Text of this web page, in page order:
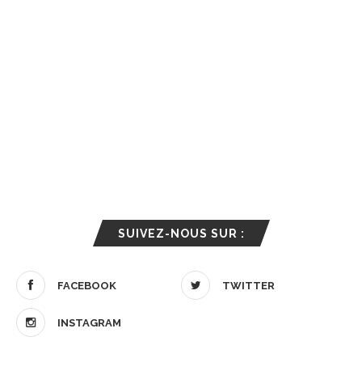
SUIVEZ-NOUS SUR :
FACEBOOK TWITTER
INSTAGRAM